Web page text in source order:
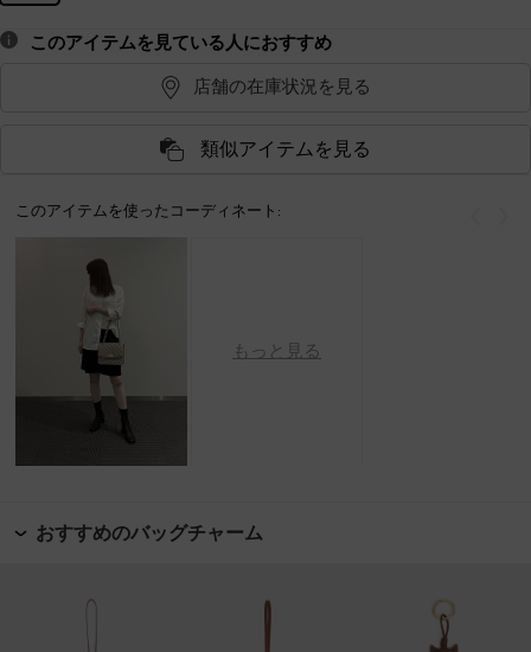
このアイテムを見ている人におすすめ
店舗の在庫状況を見る
類似アイテムを見る
このアイテムを使ったコーディネート:
もっと見る
おすすめのバッグチャーム